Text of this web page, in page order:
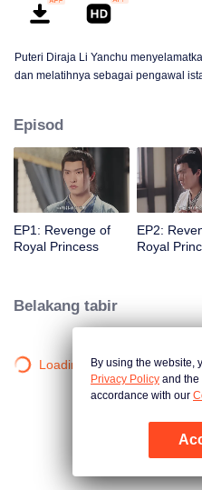
Puteri Diraja Li Yanchu
dan melatihnya sebagai pengawal istana untuk maharaja, adik lelakinya.
Yanchu dilahirkan semula di badan
sakit tenat kerana diracun, jadi dia
dengan Han Shu yang
Episod
EP1: Revenge of
Royal Princess
EP2:
Royal
Belakang tabir
Loading…By using the website,
Privacy Policy and the
accordance with our